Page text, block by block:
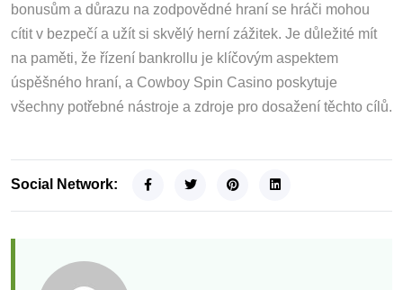
bonusům a důrazu na zodpovědné hraní se hráči mohou
cítit v bezpečí a užít si skvělý herní zážitek. Je důležité mít
na paměti, že řízení bankrollu je klíčovým aspektem
úspěšného hraní, a Cowboy Spin Casino poskytuje
všechny potřebné nástroje a zdroje pro dosažení těchto cílů.
Social Network: